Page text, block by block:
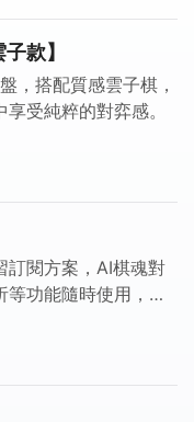
款】
，搭配質感雲子棋，
受純粹的對弈感。
訂閱方案，AI棋魂對
功能隨時使用，持